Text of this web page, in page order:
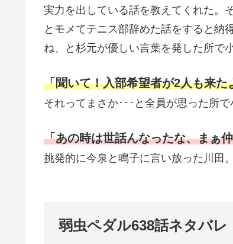
実力を出している話を教えてくれた。
とモメてテニス部辞めた話をすると納
ね、と杉元が優しい言葉を発した所で
「聞いて！入部希望者が2人も来
それってまさか･･･と全員が思った所で
「あの時は世話んなったな、まぁ
挑発的に今泉と鳴子に言い放った川田
弱虫ペダル638話ネタバレ